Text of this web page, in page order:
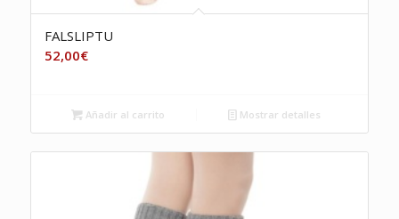
FALSLIPTU
52,00€
Añadir al carrito Mostrar detalles